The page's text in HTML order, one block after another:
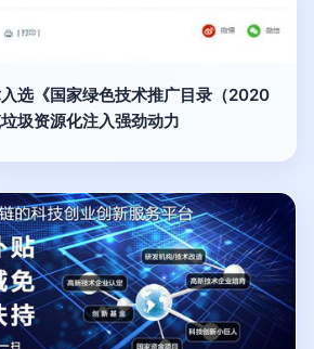
选《国家绿色技术推广目录（2020
圾资源化注入强劲动力